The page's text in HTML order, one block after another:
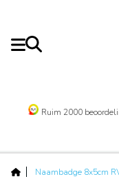
Ruim 2000
Naambadge 8x5cm